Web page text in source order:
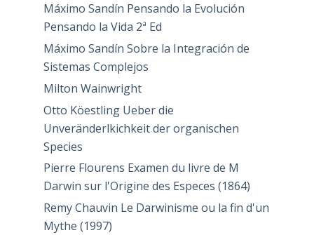
Máximo Sandín Pensando la Evolución
Pensando la Vida 2ª Ed
Máximo Sandín Sobre la Integración de
Sistemas Complejos
Milton Wainwright
Otto Köestling Ueber die
Unveränderlkichkeit der organischen
Species
Pierre Flourens Examen du livre de M
Darwin sur l'Origine des Especes (1864)
Remy Chauvin Le Darwinisme ou la fin d'un
Mythe (1997)